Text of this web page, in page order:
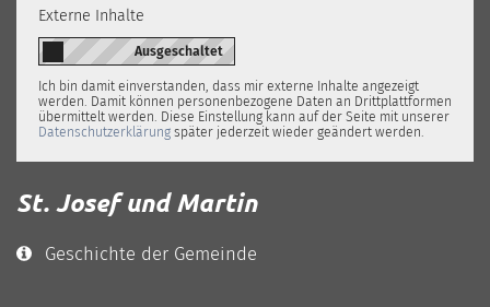
Externe Inhalte
Ich bin damit einverstanden, dass mir externe Inhalte angezeigt
werden. Damit können personenbezogene Daten an Drittplattformen
übermittelt werden. Diese Einstellung kann auf der Seite mit unserer
Datenschutzerklärung später jederzeit wieder geändert werden.
St. Josef und Martin
Geschichte der Gemeinde